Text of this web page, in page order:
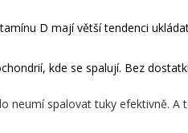
D mají větší tendenci
kde se spalují. Bez
neumí spalovat tuky efektivně. A